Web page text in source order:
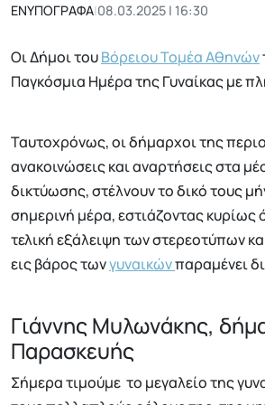
ΕΝΥΠΟΓΡΑΦΑ|08.03.2025 | 16:30
Οι Δήμοι τουΒόρειου Τομέα Αθηνών
Παγκόσμια Ημέρα της Γυναίκας με
Ταυτοχρόνως, οι δήμαρχοι της
ανακοινώσεις και αναρτήσεις στα
δικτύωσης, στέλνουν το δικό τους
σημερινή μέρα, εστιάζοντας κυρίως
τελική εξάλειψη των στερεοτύπων
εις βάρος τωνγυναικώνπαραμένει
Γιάννης Μυλωνάκης,
Παρασκευής
Σήμερα τιμούμε το μεγαλείο της